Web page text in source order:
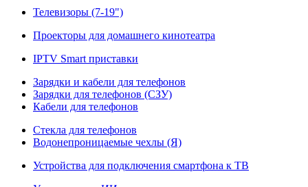
Телевизоры (7-19")
Проекторы для домашнего кинотеатра
IPTV Smart приставки
Зарядки и кабели для телефонов
Зарядки для телефонов (СЗУ)
Кабели для телефонов
Стекла для телефонов
Водонепроницаемые чехлы (Я)
Устройства для подключения смартфона к ТВ